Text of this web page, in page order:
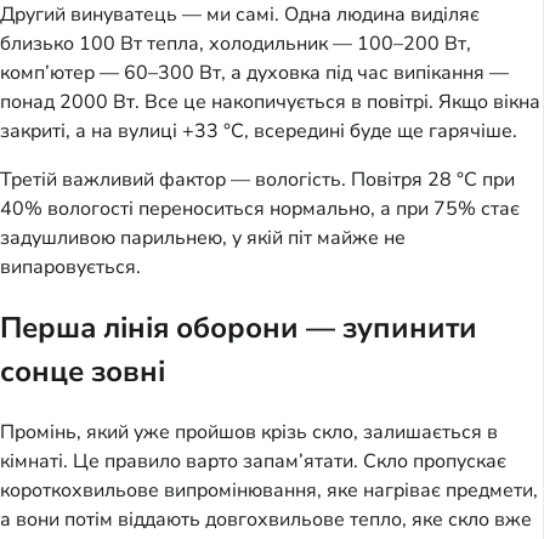
Другий винуватець — ми самі. Одна людина виділяє
близько 100 Вт тепла, холодильник — 100–200 Вт,
комп’ютер — 60–300 Вт, а духовка під час випікання —
понад 2000 Вт. Все це накопичується в повітрі. Якщо вікна
закриті, а на вулиці +33 °C, всередині буде ще гарячіше.
Третій важливий фактор — вологість. Повітря 28 °C при
40% вологості переноситься нормально, а при 75% стає
задушливою парильнею, у якій піт майже не
випаровується.
Перша лінія оборони — зупинити
сонце зовні
Промінь, який уже пройшов крізь скло, залишається в
кімнаті. Це правило варто запам’ятати. Скло пропускає
короткохвильове випромінювання, яке нагріває предмети,
а вони потім віддають довгохвильове тепло, яке скло вже